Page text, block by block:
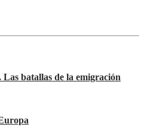
batallas de la emigración